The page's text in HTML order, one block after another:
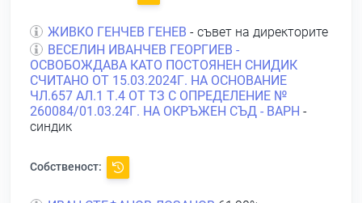
ЖИВКО ГЕНЧЕВ ГЕНЕВ - съвет на директорите
ВЕСЕЛИН ИВАНЧЕВ ГЕОРГИЕВ -
ОСВОБОЖДАВА КАТО ПОСТОЯНЕН СНИДИК
СЧИТАНО ОТ 15.03.2024Г. НА ОСНОВАНИЕ
ЧЛ.657 АЛ.1 Т.4 ОТ ТЗ С ОПРЕДЕЛЕНИЕ №
260084/01.03.24Г. НА ОКРЪЖЕН СЪД - ВАРН -
синдик
Собственост: